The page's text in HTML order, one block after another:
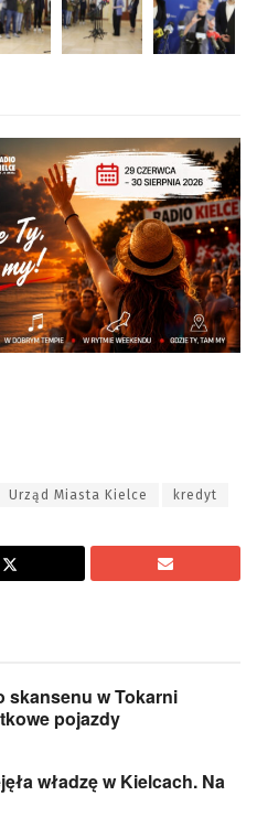
Urząd Miasta Kielce kredyt
skansenu w Tokarni
pojazdy
władzę w Kielcach. Na